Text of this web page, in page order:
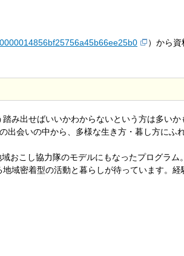
）から
み出せばいいかわからないという方は多いか
会いの中から、多様な生き方・暮し方にふ
おこし協力隊のモデルにもなったプログラ
域密着型の活動と暮らしが待っています。経